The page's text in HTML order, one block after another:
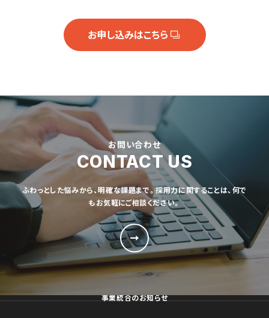
お申し込みはこちら
お問い合わせ
CONTACT US
ふわっとした悩みから、明確な課題まで。採用力に関することは、何で
もお気軽にご相談ください。
事業統合のお知らせ